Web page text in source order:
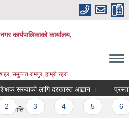
कार्यपालिकाको कार्यालय,
समुन्नत रामपुर, हाम्रो रहर"
सरुवाको लागि दरखास्त आह्वान ।
3
समिक्षा